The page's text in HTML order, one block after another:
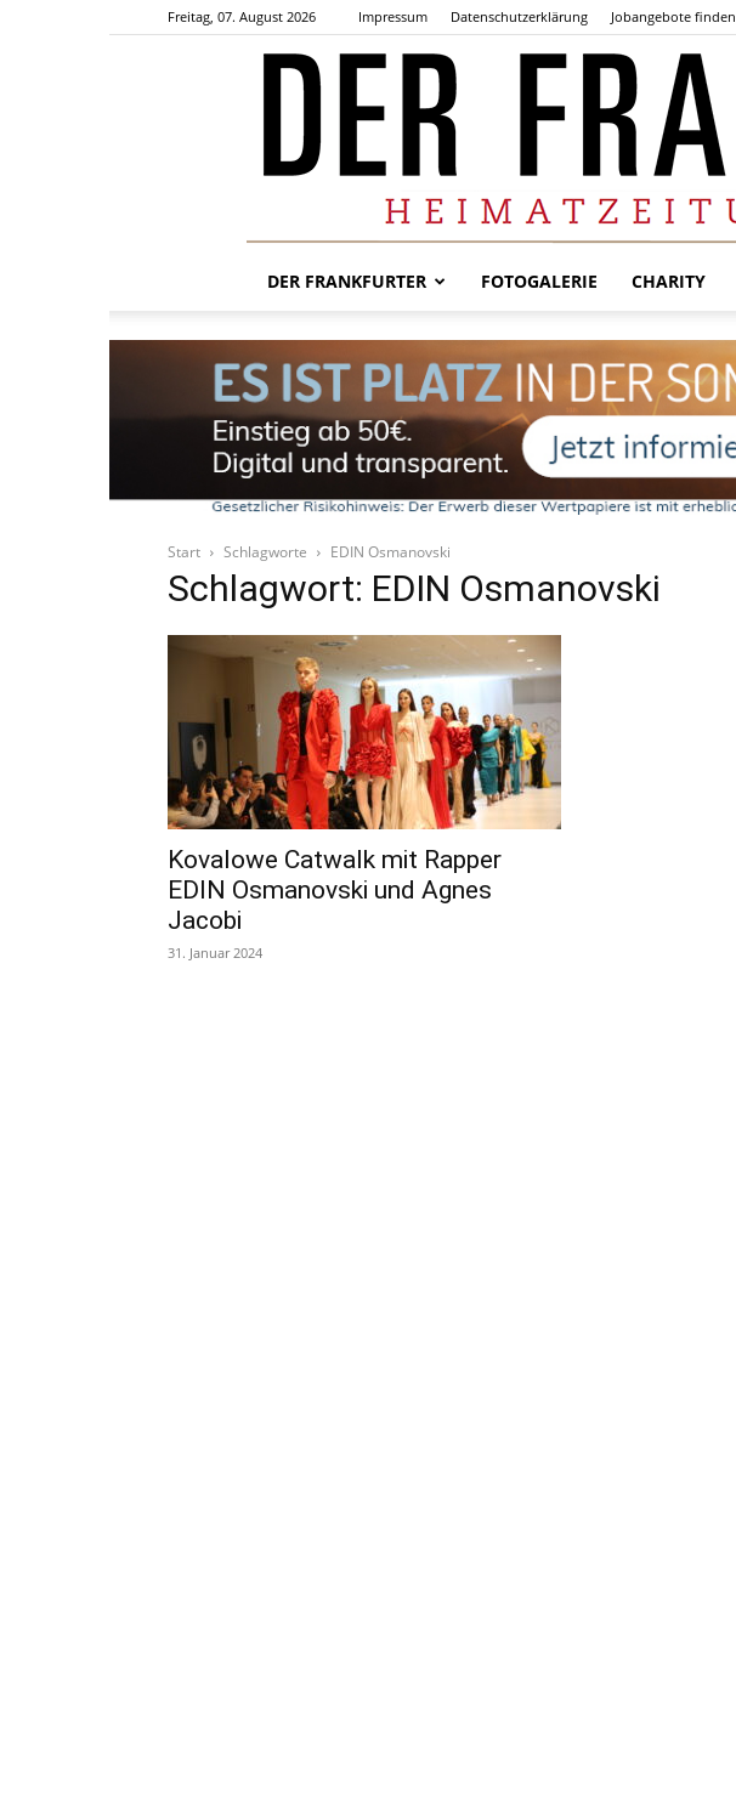
Freitag, 07. August 2026 Impressum Datenschutzerklärung Jobangebote finden
DER FRANKFURTER FOTOGALERIE CHARITY
Start Schlagworte EDIN Osmanovski
Schlagwort: EDIN Osmanovski
Kovalowe Catwalk mit Rapper
EDIN Osmanovski und Agnes
Jacobi
31. Januar 2024